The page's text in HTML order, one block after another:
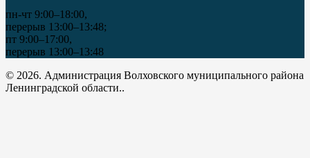
пн-чт 9:00–18:00,
перерыв 13:00–13:48;
пт 9:00–17:00,
перерыв 13:00–13:48
© 2026. Администрация Волховского муниципального района
Ленинградской области..